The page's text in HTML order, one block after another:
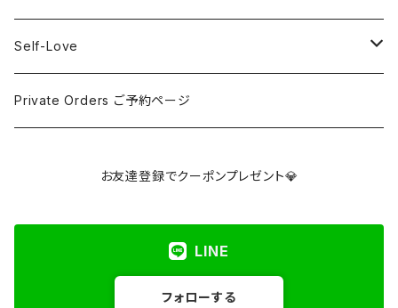
Imported Collection
5 Element Set
アズライト
アパタイト
Red / Orange
Pink / Purple
Loose ルース
Palm 握り石
¥3001〜¥5000
¥5001〜¥10000
Self-Love
SELF LOVE CARD/SEX TALK CARD
Private Orders ご予約ページ
お友達登録でクーポンプレゼント💎
LINE
フォローする